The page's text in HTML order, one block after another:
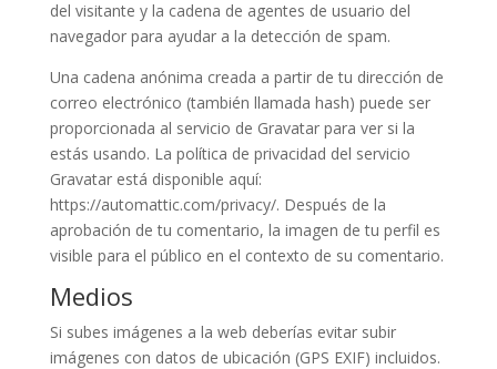
del visitante y la cadena de agentes de usuario del
navegador para ayudar a la detección de spam.
Una cadena anónima creada a partir de tu dirección de
correo electrónico (también llamada hash) puede ser
proporcionada al servicio de Gravatar para ver si la
estás usando. La política de privacidad del servicio
Gravatar está disponible aquí:
https://automattic.com/privacy/. Después de la
aprobación de tu comentario, la imagen de tu perfil es
visible para el público en el contexto de su comentario.
Medios
Si subes imágenes a la web deberías evitar subir
imágenes con datos de ubicación (GPS EXIF) incluidos.